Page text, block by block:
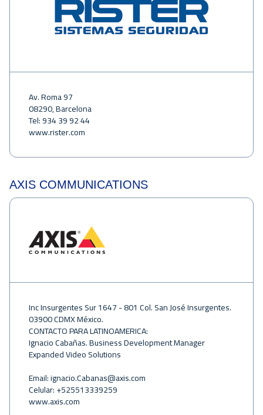
Av. Roma 97
08290, Barcelona
Tel: 934 39 92 44
www.rister.com
AXIS COMMUNICATIONS
Inc Insurgentes Sur 1647 - 801 Col. San José Insurgentes.
03900 CDMX México.
CONTACTO PARA LATINOAMERICA:
Ignacio Cabañas. Business Development Manager
Expanded Video Solutions
Email:ignacio.Cabanas@axis.com
Celular: +525513339259
www.axis.com